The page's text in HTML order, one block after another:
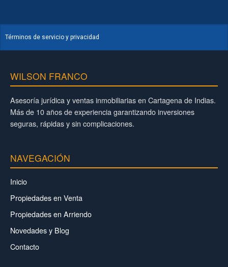
Términos de servicio y privacidad
WILSON FRANCO
Asesoría jurídica y ventas inmobiliarias en Cartagena de Indias.
Más de 10 años de experiencia garantizando inversiones
seguras, rápidas y sin complicaciones.
NAVEGACIÓN
Inicio
Propiedades en Venta
Propiedades en Arriendo
Novedades y Blog
Contacto